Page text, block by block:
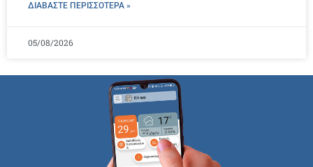
ΔΙΑΒΑΣΤΕ ΠΕΡΙΣΣΌΤΕΡΑ »
05/08/2026